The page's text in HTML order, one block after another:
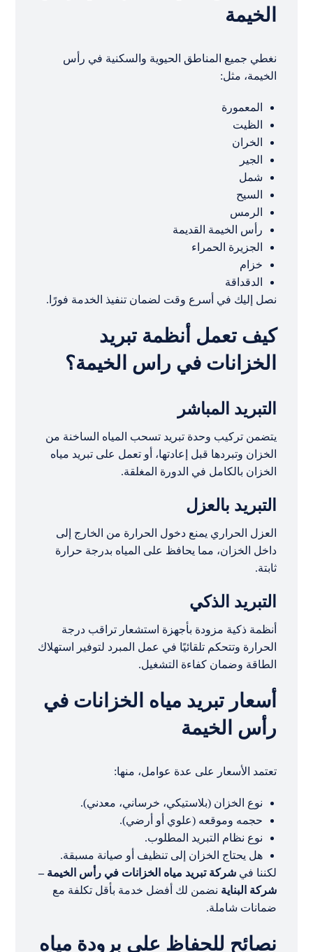
الخيمة
نغطي جميع المناطق الحيوية والسكنية في رأس
الخيمة، مثل:
المعمورة
الظيت
الخران
الجير
شمل
السيح
الرمس
رأس الخيمة القديمة
الجزيرة الحمراء
خزام
الدقداقة
نصل إليك في أسرع وقت لضمان تنفيذ الخدمة فورًا.
كيف تعمل أنظمة تبريد
الخزانات في راس الخيمة؟
التبريد المباشر
يتضمن تركيب وحدة تبريد تسحب المياه الساخنة من
الخزان وتبردها قبل إعادتها، أو تعمل على تبريد مياه
الخزان بالكامل في الدورة المغلقة.
التبريد بالعزل
العزل الحراري يمنع دخول الحرارة من الخارج إلى
داخل الخزان، مما يحافظ على المياه بدرجة حرارة
ثابتة.
التبريد الذكي
أنظمة ذكية مزودة بأجهزة استشعار تراقب درجة
الحرارة وتتحكم تلقائيًا في عمل المبرد لتوفير استهلاك
الطاقة وضمان كفاءة التشغيل.
أسعار تبريد مياه الخزانات في
رأس الخيمة
تعتمد الأسعار على عدة عوامل، منها:
نوع الخزان (بلاستيكي، خرساني، معدني).
حجمه وموقعه (علوي أو أرضي).
نوع نظام التبريد المطلوب.
هل يحتاج الخزان إلى تنظيف أو صيانة مسبقة.
لكننا فيشركة تبريد مياه الخزانات في رأس الخيمة –
شركة البناية نضمن لك أفضل خدمة بأقل تكلفة مع
ضمانات شاملة.
نصائح للحفاظ على برودة مياه